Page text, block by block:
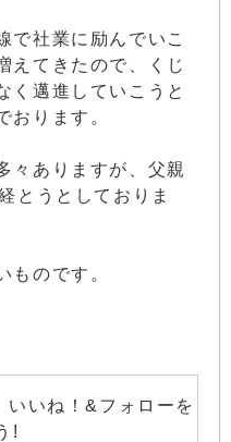
で社業に励んでいこ
えてきたので、くじ
く邁進していこうと
おります。
々ありますが、父親
とうとしておりま
ものです。
いいね！&フォローを
!